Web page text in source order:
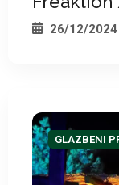
26/12/2024
GLAZBENI